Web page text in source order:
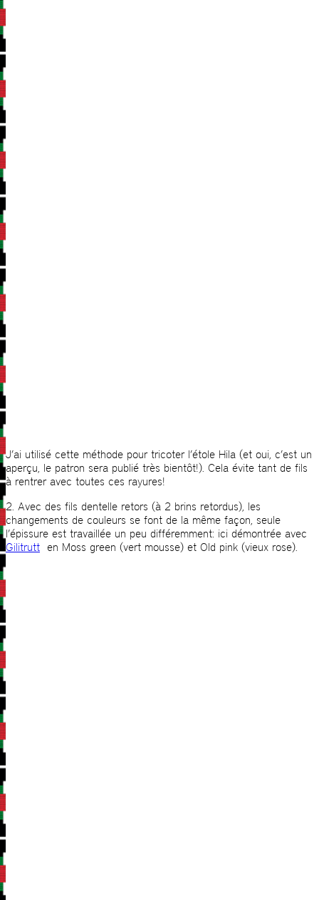
J’ai utilisé cette méthode pour tricoter l’étole Hila (et oui, c’est un
aperçu, le patron sera publié très bientôt!). Cela évite tant de fils
à rentrer avec toutes ces rayures!
2. Avec des fils dentelle retors (à 2 brins retordus), les
changements de couleurs se font de la même façon, seule
l’épissure est travaillée un peu différemment: ici démontrée avec
Gilitrutt en Moss green (vert mousse) et Old pink (vieux rose).